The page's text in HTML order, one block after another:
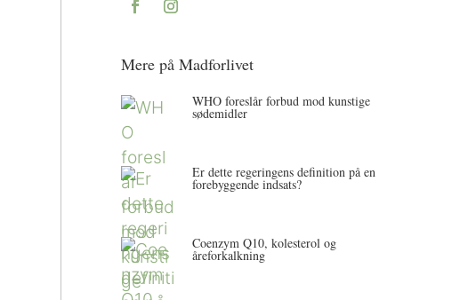
Mere på Madforlivet
WHO foreslår forbud mod kunstige
sødemidler
Er dette regeringens definition på en
forebyggende indsats?
Coenzym Q10, kolesterol og
åreforkalkning